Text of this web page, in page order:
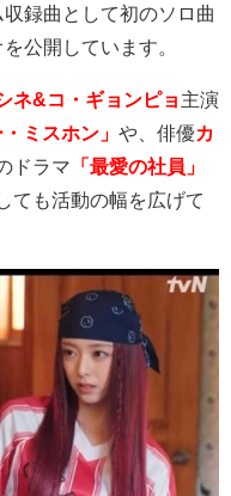
録曲として初のソロ曲
公開しています。
ネ&コ・ギョンピョ 主演
ミスホン」 や、俳優カ
ドラマ 「最愛の社員」
ても活動の幅を広げて